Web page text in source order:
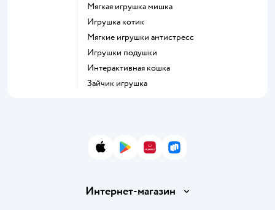
Мягкая игрушка мишка
Игрушка котик
Мягкие игрушки антистресс
Игрушки подушки
Интерактивная кошка
Зайчик игрушка
App StoreGoogle Play
AppGallery
RuStore
Интернет-магазин